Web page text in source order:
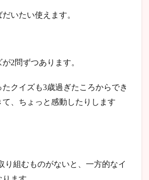
いたい使えます。
2問ずつあります。
たクイズも3歳過ぎたころからでき
て、ちょっと感動したりします
り組むものがないと、一方的なイ